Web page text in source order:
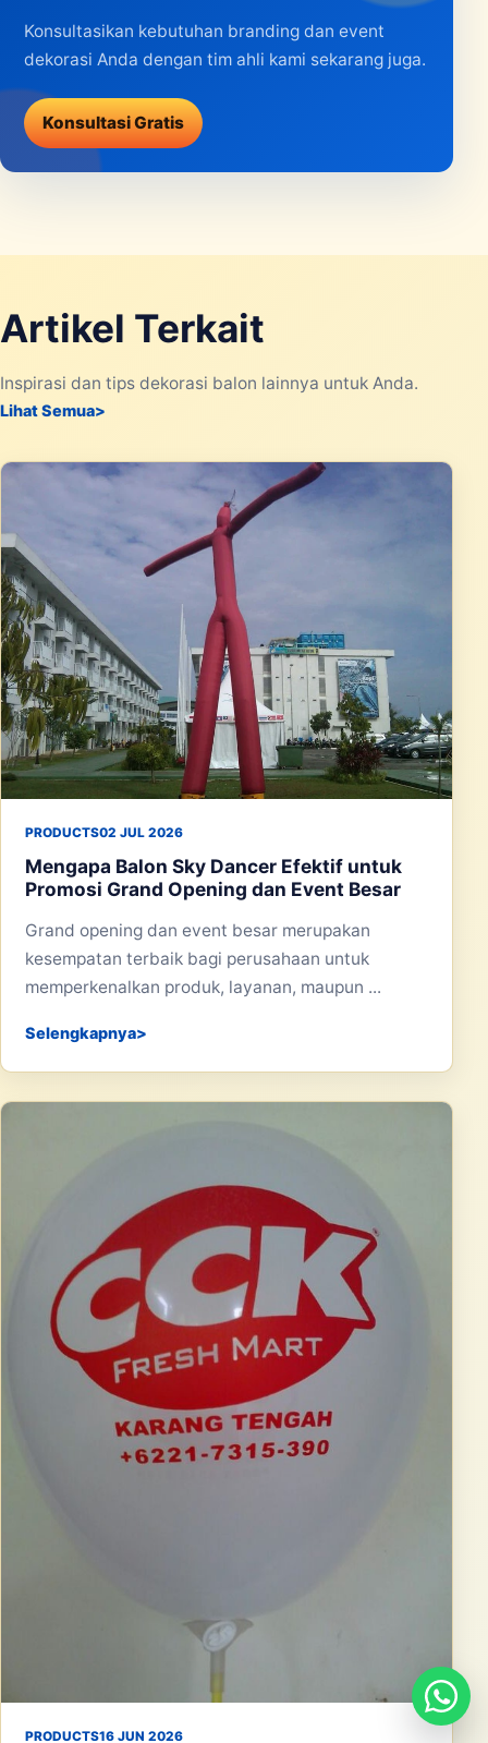
Konsultasikan kebutuhan branding dan event
dekorasi Anda dengan tim ahli kami sekarang juga.
Konsultasi Gratis
Artikel Terkait
Inspirasi dan tips dekorasi balon lainnya untuk Anda.
Lihat Semua
PRODUCTS02 JUL 2026
Mengapa Balon Sky Dancer Efektif untuk
Promosi Grand Opening dan Event Besar
Grand opening dan event besar merupakan
kesempatan terbaik bagi perusahaan untuk
memperkenalkan produk, layanan, maupun ...
Selengkapnya
PRODUCTS16 JUN 2026